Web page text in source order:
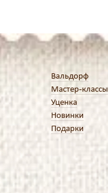
Вальдорф
Мастер-классы
Уценка
Новинки
Подарки